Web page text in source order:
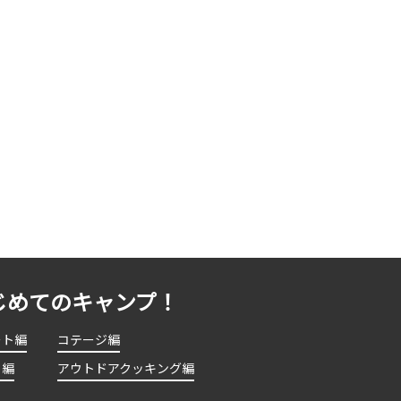
めてのキャンプ！
編
コテージ編
アウトドアクッキング編